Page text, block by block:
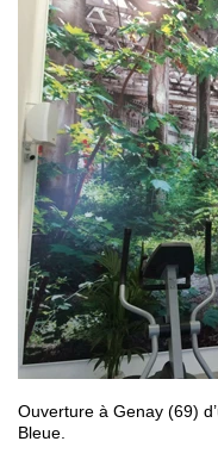
Ouverture à Genay (69)
Bleue.